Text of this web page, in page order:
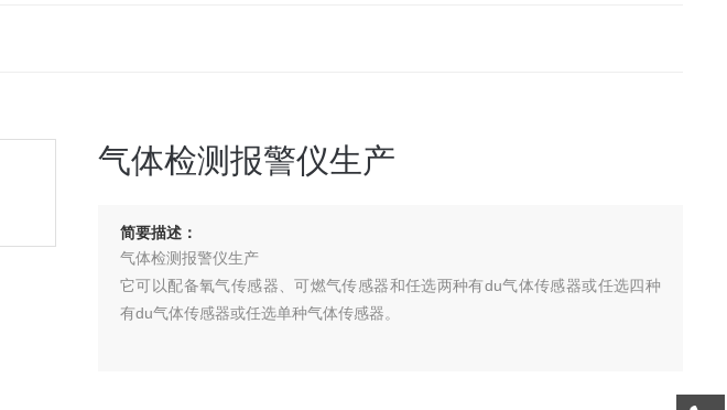
气体检测报警仪生产
简要描述：
气体检测报警仪生产
它可以配备氧气传感器、可燃气传感器和任选两种有du气体传感器或任选四种
有du气体传感器或任选单种气体传感器。